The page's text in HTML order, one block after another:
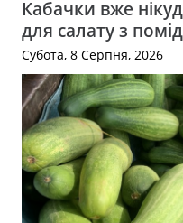
Кабачки вже
для салату з
Субота, 8 Серпня, 2026